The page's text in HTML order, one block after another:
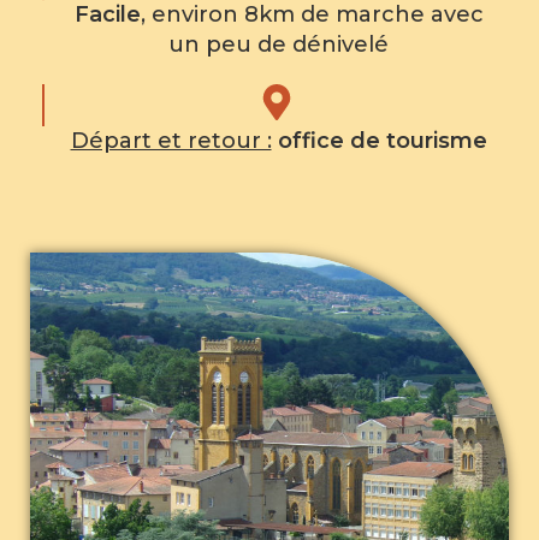
Facile, environ 8km de marche avec
un peu de dénivelé
Départ et retour : office de tourisme